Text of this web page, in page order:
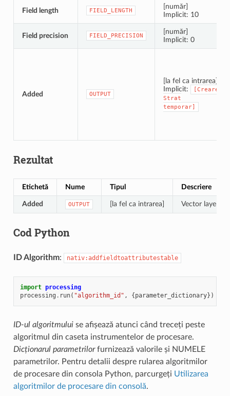
Field length FIELD_LENGTH
[număr]
Implicit: 10
Field precision FIELD_PRECISION
[număr]
Implicit: 0
Added OUTPUT
[la fel ca intrarea]
Implicit:
[Creare
Strat
temporar]
Rezultat
Etichetă Nume Tipul Descriere
Added OUTPUT [la fel ca intrarea] Vector layer
Cod Python
ID Algorithm: nativ:addfieldtoattributestable
import processing
processing . run( "algorithm_id" , {parameter_dictionary})
ID-ul algoritmuluise afișează atunci când treceți peste
algoritmul din caseta instrumentelor de procesare.
Dicționarul parametrilorfurnizează valorile și NUMELE
parametrilor. Pentru detalii despre rularea algoritmilor
de procesare din consola Python, parcurgeți Utilizarea
algoritmilor de procesare din consolă.